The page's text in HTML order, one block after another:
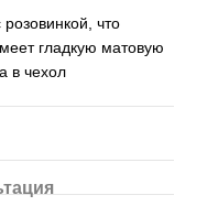
что
гладкую матовую
в чехол